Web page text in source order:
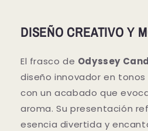
DISEÑO CREATIVO Y
El frasco de Odyssey
diseño innovador en
con un acabado que
aroma. Su presentación
esencia divertida y